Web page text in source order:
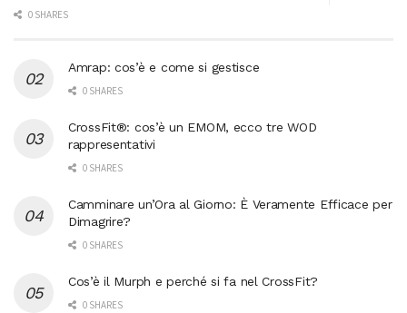
0 SHARES
Amrap: cos’è e come si gestisce
0 SHARES
CrossFit®: cos’è un EMOM, ecco tre WOD
rappresentativi
0 SHARES
Camminare un’Ora al Giorno: È Veramente Efficace per
Dimagrire?
0 SHARES
Cos’è il Murph e perché si fa nel CrossFit?
0 SHARES